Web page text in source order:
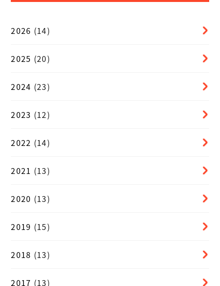
2026 (14)
2025 (20)
2024 (23)
2023 (12)
2022 (14)
2021 (13)
2020 (13)
2019 (15)
2018 (13)
2017 (13)